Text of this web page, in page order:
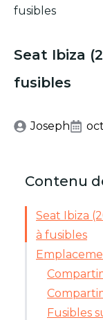
fusibles
Seat Ibiza
fusibles
Joseph
Contenu
Seat Ibiza
à fusibles
Fusibles